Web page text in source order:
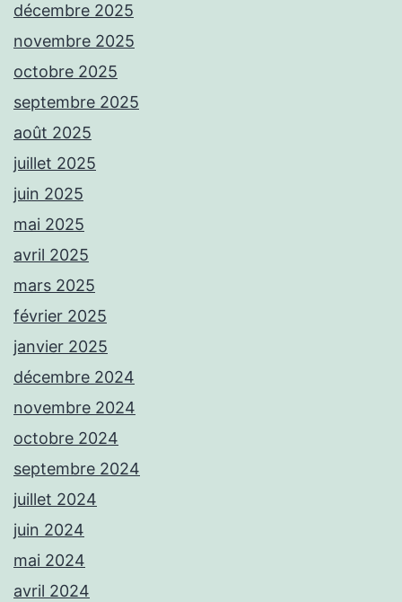
décembre 2025
novembre 2025
octobre 2025
septembre 2025
août 2025
juillet 2025
juin 2025
mai 2025
avril 2025
mars 2025
février 2025
janvier 2025
décembre 2024
novembre 2024
octobre 2024
septembre 2024
juillet 2024
juin 2024
mai 2024
avril 2024